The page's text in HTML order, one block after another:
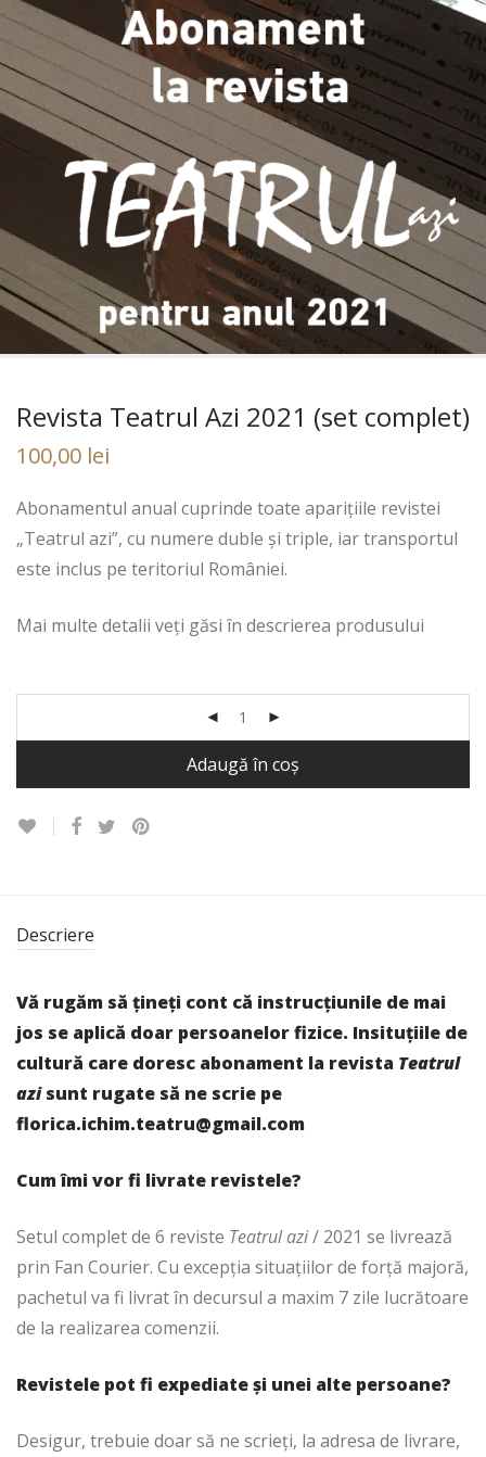
Revista Teatrul Azi 2021 (set complet)
100,00 lei
Abonamentul anual cuprinde toate aparițiile revistei
„Teatrul azi”, cu numere duble și triple, iar transportul
este inclus pe teritoriul României.
Mai multe detalii veți găsi în descrierea produsului
Adaugă în coș
Descriere
Vă rugăm să țineți cont că instrucțiunile de mai
jos se aplică doar persoanelor fizice. Insituțiile de
cultură care doresc abonament la revista Teatrul
azisunt rugate să ne scrie pe
florica.ichim.teatru@gmail.com
Cum îmi vor fi livrate revistele?
Setul complet de 6 reviste Teatrul azi/ 2021 se livrează
prin Fan Courier. Cu excepția situațiilor de forță majoră,
pachetul va fi livrat în decursul a maxim 7 zile lucrătoare
de la realizarea comenzii.
Revistele pot fi expediate și unei alte persoane?
Desigur, trebuie doar să ne scrieți, la adresa de livrare,